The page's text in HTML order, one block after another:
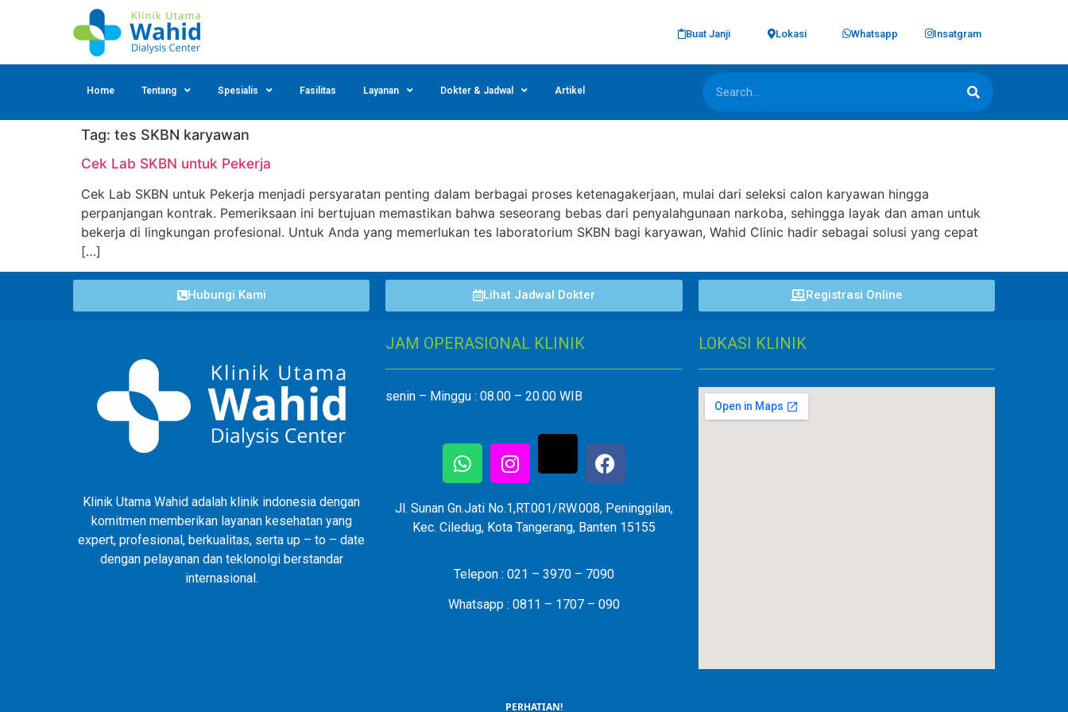
Buat Janji Lokasi Whatsapp Insatgram
Home Tentang Spesialis Fasilitas Layanan Dokter & Jadwal Artikel
Tag: tes SKBN karyawan
Cek Lab SKBN untuk Pekerja
Cek Lab SKBN untuk Pekerja menjadi persyaratan penting dalam berbagai proses ketenagakerjaan, mulai dari seleksi calon karyawan hingga
perpanjangan kontrak. Pemeriksaan ini bertujuan memastikan bahwa seseorang bebas dari penyalahgunaan narkoba, sehingga layak dan aman untuk
bekerja di lingkungan profesional. Untuk Anda yang memerlukan tes laboratorium SKBN bagi karyawan, Wahid Clinic hadir sebagai solusi yang cepat
[…]
Hubungi Kami Lihat Jadwal Dokter Registrasi Online
Klinik Utama Wahid adalah klinik indonesia dengan
komitmen memberikan layanan kesehatan yang
expert, profesional, berkualitas, serta up – to – date
dengan pelayanan dan teklonolgi berstandar
internasional.
JAM OPERASIONAL KLINIK
senin – Minggu : 08.00 – 20.00 WIB
Jl. Sunan Gn.Jati No.1,RT.001/RW.008, Peninggilan,
Kec. Ciledug, Kota Tangerang, Banten 15155
Telepon : 021 – 3970 – 7090
Whatsapp : 0811 – 1707 – 090
LOKASI KLINIK
PERHATIAN!